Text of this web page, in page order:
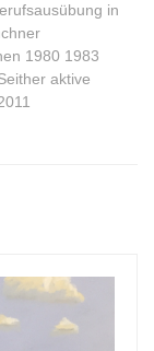
in
1980 1983
aktive